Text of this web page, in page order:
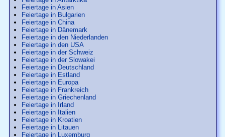
Feiertage in Asien
Feiertage in Bulgarien
Feiertage in China
Feiertage in Dänemark
Feiertage in den Niederlanden
Feiertage in den USA
Feiertage in der Schweiz
Feiertage in der Slowakei
Feiertage in Deutschland
Feiertage in Estland
Feiertage in Europa
Feiertage in Frankreich
Feiertage in Griechenland
Feiertage in Irland
Feiertage in Italien
Feiertage in Kroatien
Feiertage in Litauen
Feiertage in Luxemburg